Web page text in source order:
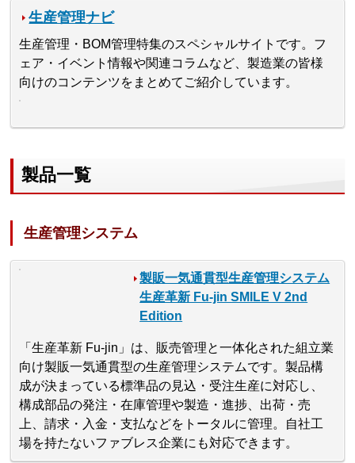
生産管理ナビ
生産管理・BOM管理特集のスペシャルサイトです。フ
ェア・イベント情報や関連コラムなど、製造業の皆様
向けのコンテンツをまとめてご紹介しています。
製品一覧
生産管理システム
製販一気通貫型生産管理システム
生産革新 Fu-jin SMILE V 2nd
Edition
「生産革新 Fu-jin」は、販売管理と一体化された組立業
向け製販一気通貫型の生産管理システムです。製品構
成が決まっている標準品の見込・受注生産に対応し、
構成部品の発注・在庫管理や製造・進捗、出荷・売
上、請求・入金・支払などをトータルに管理。自社工
場を持たないファブレス企業にも対応できます。